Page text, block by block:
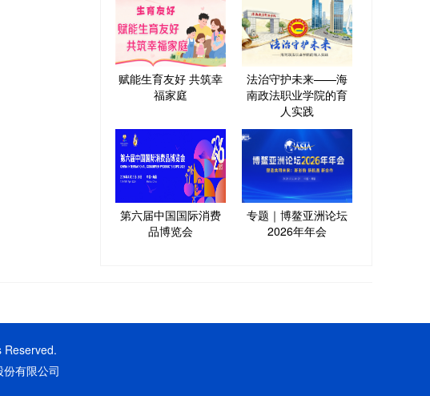
赋能生育友好 共筑幸
福家庭
法治守护未来——海
南政法职业学院的育
人实践
第六届中国国际消费
品博览会
专题｜博鳌亚洲论坛
2026年年会
有限公司